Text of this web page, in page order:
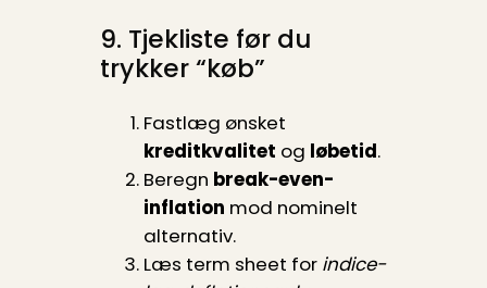
9. Tjekliste før du
trykker “køb”
Fastlæg ønsket
kreditkvalitet og løbetid.
Beregn break-even-
inflation mod nominelt
alternativ.
Læs term sheet for indice-